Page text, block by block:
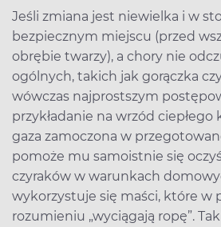
Jeśli zmiana jest niewielka i w
bezpiecznym miejscu (przed
obrębie twarzy), a chory nie
ogólnych, takich jak gorączka
wówczas najprostszym
przykładanie na wrzód ciepłego
gaza zamoczona w
pomoże mu samoistnie się
czyraków w warunkach
wykorzystuje się maści, które w
rozumieniu „wyciągają ropę”.